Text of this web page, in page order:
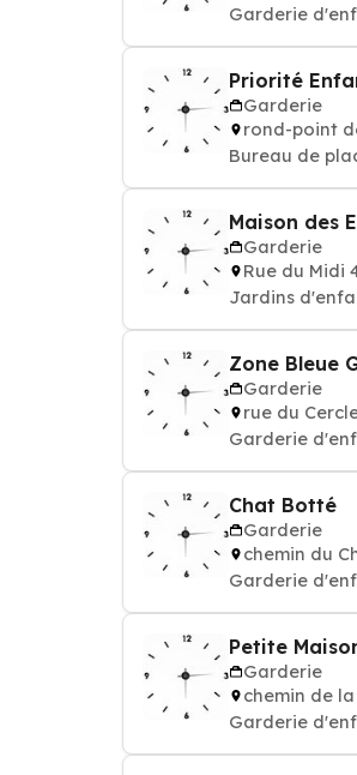
Garderie
Priorité
Garderie
rond-point
Bureau de
Maison des
Garderie
Rue du Midi
Jardins
Zone Bleue
Garderie
rue du
Garderie
Chat Botté
Garderie
chemin du
Garderie
Petite
Garderie
chemin de la
Garderie